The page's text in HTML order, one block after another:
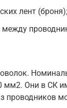
лент
между
мм2. Они в СК
проводников